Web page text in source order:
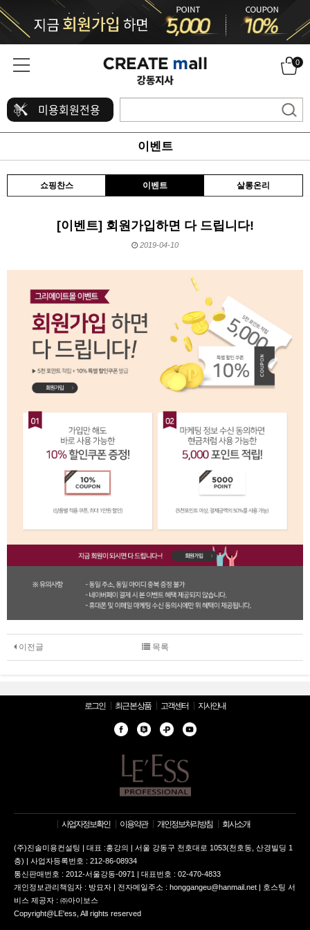
0
미용회원전용
이벤트
쇼핑찬스 이벤트 살롱온리
[이벤트] 회원가입하면 다 드립니다!
2019-04-10
본문
이전글 목록
로그인 최근 본 상품 고객센터 지사안내
사업자정보확인 이용약관 개인정보처리방침 회사소개
(주)진솔미용컨설팅 | 대표 :홍강의 | 서울 강동구 천호대로 1053(천호동, 산경빌딩 1
층) | 사업자등록번호 : 212-86-08934
통신판매번호 : 2012-서울강동-0971 | 대표번호 : 02-470-4833
개인정보관리책임자 : 방묘자 | 전자메일주소 : honggangeu@hanmail.net | 호스팅 서
비스 제공자 : ㈜아이보스
Copyright@LE'ess, All rights reserved